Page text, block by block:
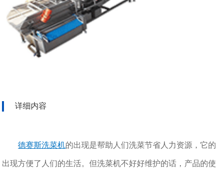
详细内容
德赛斯洗菜机的出现是帮助人们洗菜节省人力资源，它的
出现方便了人们的生活。但洗菜机不好好维护的话，产品的使